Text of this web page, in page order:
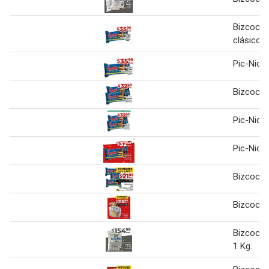
clásico
Pic-Nic
Pic-Nic
Pic-Nic
1 Kg.